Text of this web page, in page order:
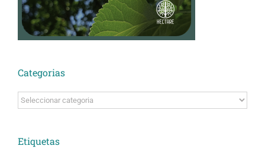
Categorias
Categorias
Etiquetas